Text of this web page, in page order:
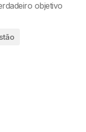
objetivo